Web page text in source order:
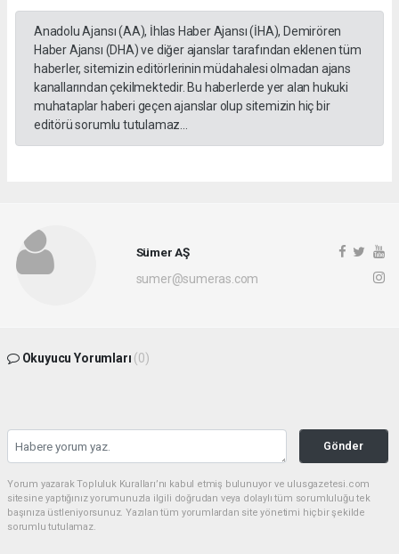
Anadolu Ajansı (AA), İhlas Haber Ajansı (İHA), Demirören
Haber Ajansı (DHA) ve diğer ajanslar tarafından eklenen tüm
haberler, sitemizin editörlerinin müdahalesi olmadan ajans
kanallarından çekilmektedir. Bu haberlerde yer alan hukuki
muhataplar haberi geçen ajanslar olup sitemizin hiç bir
editörü sorumlu tutulamaz...
Sümer AŞ
sumer@sumeras.com
Okuyucu Yorumları (0)
Gönder
Yorum yazarak Topluluk Kuralları’nı kabul etmiş bulunuyor ve ulusgazetesi.com
sitesine yaptığınız yorumunuzla ilgili doğrudan veya dolaylı tüm sorumluluğu tek
başınıza üstleniyorsunuz. Yazılan tüm yorumlardan site yönetimi hiçbir şekilde
sorumlu tutulamaz.